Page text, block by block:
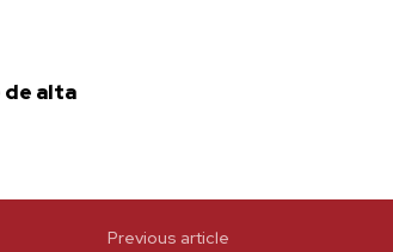
de alta
Previous article